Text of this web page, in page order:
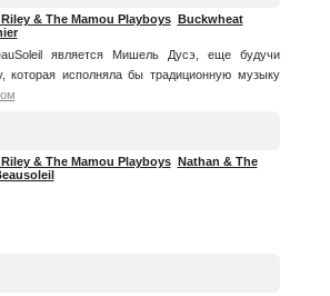
& The Mamou Playboys Buckwheat
является Мишель Дусэ, еще будучи
которая исполняла бы традиционную музыку
& The Mamou Playboys Nathan & The